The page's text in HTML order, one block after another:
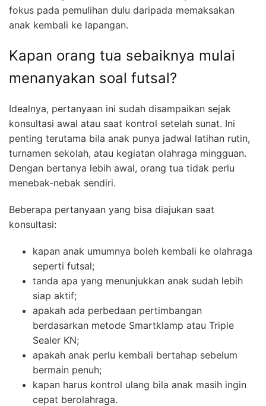
fokus pada pemulihan dulu daripada memaksakan
anak kembali ke lapangan.
Kapan orang tua sebaiknya mulai
menanyakan soal futsal?
Idealnya, pertanyaan ini sudah disampaikan sejak
konsultasi awal atau saat kontrol setelah sunat. Ini
penting terutama bila anak punya jadwal latihan rutin,
turnamen sekolah, atau kegiatan olahraga mingguan.
Dengan bertanya lebih awal, orang tua tidak perlu
menebak-nebak sendiri.
Beberapa pertanyaan yang bisa diajukan saat
konsultasi:
kapan anak umumnya boleh kembali ke olahraga
seperti futsal;
tanda apa yang menunjukkan anak sudah lebih
siap aktif;
apakah ada perbedaan pertimbangan
berdasarkan metode Smartklamp atau Triple
Sealer KN;
apakah anak perlu kembali bertahap sebelum
bermain penuh;
kapan harus kontrol ulang bila anak masih ingin
cepat berolahraga.